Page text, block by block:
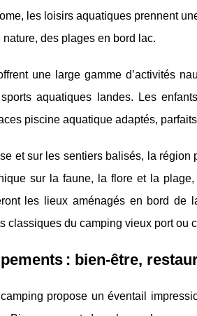
les loisirs aquatiques prennent
des plages en bord lac.
une large gamme d’activités
aquatiques landes. Les
piscine aquatique adaptés,
et sur les sentiers balisés, la
sur la faune, la flore et la
les lieux aménagés en bord de
classiques du camping vieux port ou
: bien-être,
propose un éventail